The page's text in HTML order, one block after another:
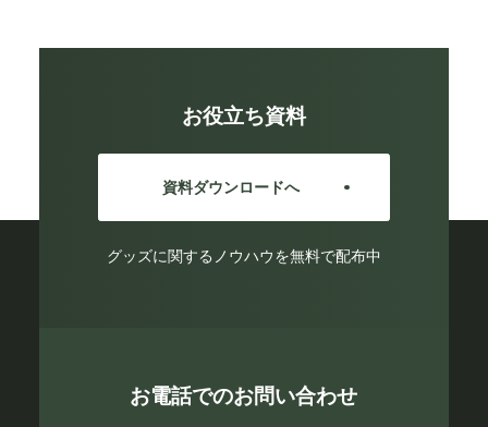
お役立ち資料
資料ダウンロードへ
グッズに関するノウハウを無料で配布中
お電話でのお問い合わせ